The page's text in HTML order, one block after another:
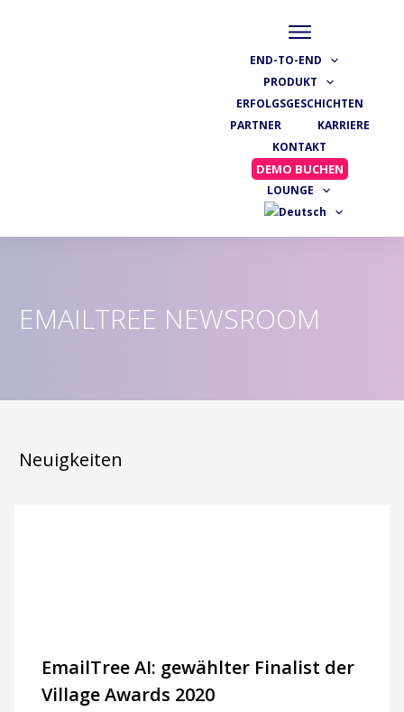
END-TO-END
PRODUKT
ERFOLGSGESCHICHTEN
PARTNER
KARRIERE
KONTAKT
DEMO BUCHEN
LOUNGE
EMAILTREE NEWSROOM
Neuigkeiten
EmailTree AI: gewählter Finalist der
Village Awards 2020